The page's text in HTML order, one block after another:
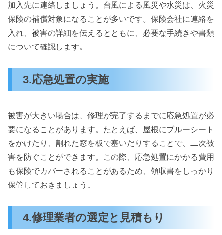
加入先に連絡しましょう。台風による風災や水災は、火災
保険の補償対象になることが多いです。保険会社に連絡を
入れ、被害の詳細を伝えるとともに、必要な手続きや書類
について確認します。
3.応急処置の実施
被害が大きい場合は、修理が完了するまでに応急処置が必
要になることがあります。たとえば、屋根にブルーシート
をかけたり、割れた窓を板で塞いだりすることで、二次被
害を防ぐことができます。この際、応急処置にかかる費用
も保険でカバーされることがあるため、領収書をしっかり
保管しておきましょう。
4.修理業者の選定と見積もり